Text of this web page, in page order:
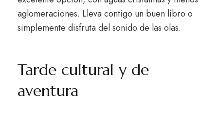
aglomeraciones. Lleva contigo un buen libro o
simplemente disfruta del sonido de las olas.
Tarde cultural y de
aventura